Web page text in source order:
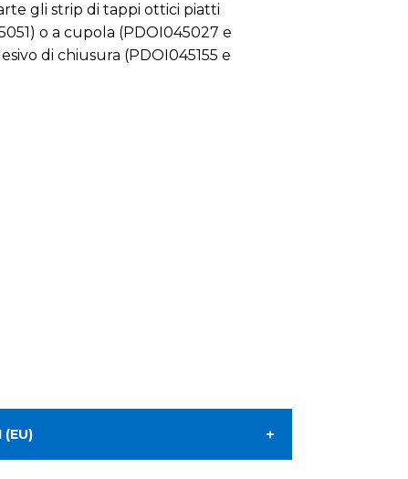
gli strip di tappi ottici piatti
o a cupola (PDOI045027 e
di chiusura (PDOI045155 e
(EU)